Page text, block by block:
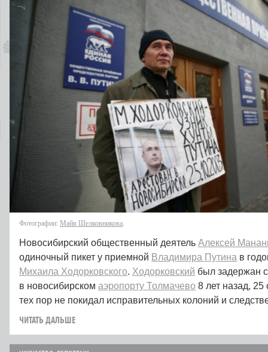
Фотографии: Майя Шелковникова
Новосибирский общественный деятель Алексей
одиночный пикет у приемной Владимира Путина в
Михаила Ходорковского. Ходорковский был задержан
в новосибирском аэропорту Толмачево 8 лет назад, 25
тех пор не покидал исправительных колоний и
ЧИТАТЬ ДАЛЬШЕ